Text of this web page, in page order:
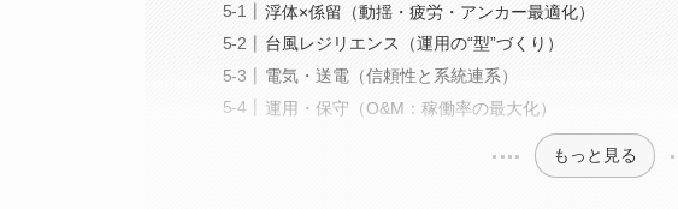
浮体×係留（動揺・疲労・アンカー最適化）
台風レジリエンス（運用の“型”づくり）
電気・送電（信頼性と系統連系）
運用・保守（O&M：稼働率の最大化）
もっと見る